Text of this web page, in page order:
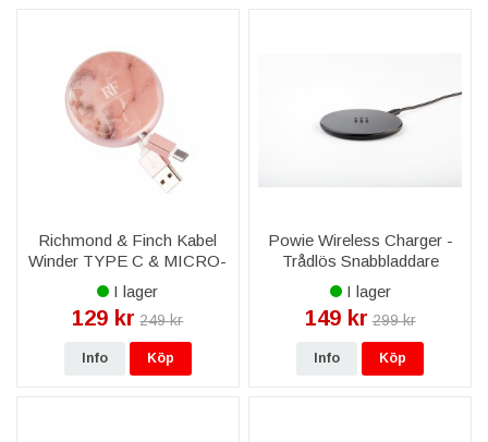
Richmond & Finch Kabel
Winder TYPE C & MICRO-
USB - Rosa Marmor
I lager
129 kr 249 kr
Info Köp
Powie Wireless Charger -
Trådlös Snabbladdare
I lager
149 kr 299 kr
Info Köp